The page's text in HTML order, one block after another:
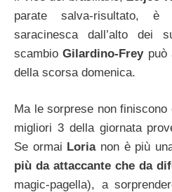
parate salva-risultato,
saracinesca dall’alto dei
scambioGilardino-Freypuò
della scorsa domenica.
Ma le sorprese non
migliori 3 della giornata
Se ormai Lorianon è più
più da attaccante che da
magic-pagella), a